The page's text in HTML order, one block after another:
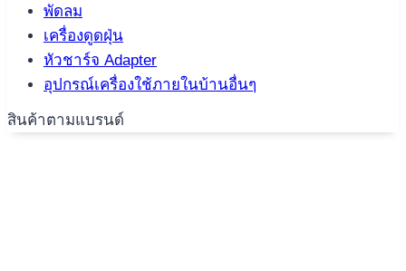
พัดลม
เครื่องดูดฝุ่น
หัวชาร์จ Adapter
อุปกรณ์เครื่องใช้ภายในบ้านอื่นๆ
สินค้าตามแบรนด์